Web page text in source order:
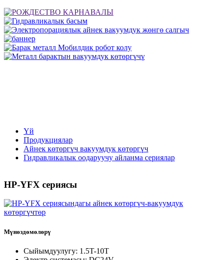
Үй
Продукциялар
Айнек көтөргүч вакуумдук көтөргүч
Гидравликалык оодаруучу айланма сериялар
HP-YFX сериясы
Мүнөздөмөлөрү
Сыйымдуулугу: 1.5T-10T